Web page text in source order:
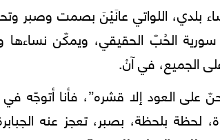
اللواتي عانَيْنَ بصمت وصبر
الحُبّ الحقيقي، ويمكّن نساءها
الجميع، في آنْ.
على العود إلا قشره”، فأنا أتوجّه
لحظة بلحظة، بصبر، تعجز عنه